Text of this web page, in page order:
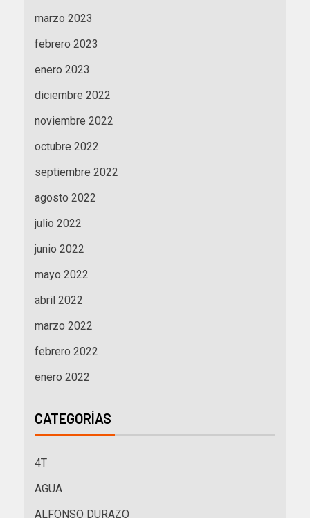
marzo 2023
febrero 2023
enero 2023
diciembre 2022
noviembre 2022
octubre 2022
septiembre 2022
agosto 2022
julio 2022
junio 2022
mayo 2022
abril 2022
marzo 2022
febrero 2022
enero 2022
CATEGORÍAS
4T
AGUA
ALFONSO DURAZO